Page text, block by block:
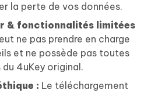
la perte de vos données.
& fonctionnalités limitées
ne pas prendre en charge
et ne possède pas toutes
4uKey original.
: Le téléchargement